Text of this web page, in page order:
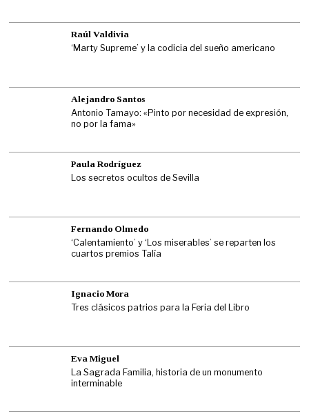
Raúl Valdivia
‘Marty Supreme’ y la codicia del sueño americano
Alejandro Santos
Antonio Tamayo: «Pinto por necesidad de expresión,
no por la fama»
Paula Rodríguez
Los secretos ocultos de Sevilla
Fernando Olmedo
‘Calentamiento’ y ‘Los miserables’ se reparten los
cuartos premios Talía
Ignacio Mora
Tres clásicos patrios para la Feria del Libro
Eva Miguel
La Sagrada Familia, historia de un monumento
interminable